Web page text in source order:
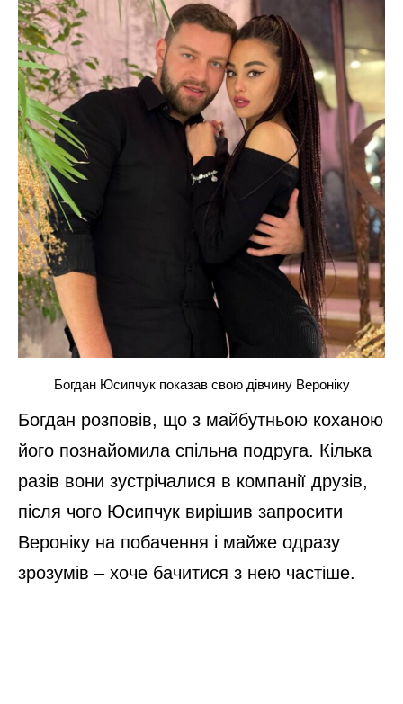
Богдан Юсипчук показав свою дівчину Вероніку
Богдан розповів, що з майбутньою коханою
його познайомила спільна подруга. Кілька
разів вони зустрічалися в компанії друзів,
після чого Юсипчук вирішив запросити
Вероніку на побачення і майже одразу
зрозумів – хоче бачитися з нею частіше.